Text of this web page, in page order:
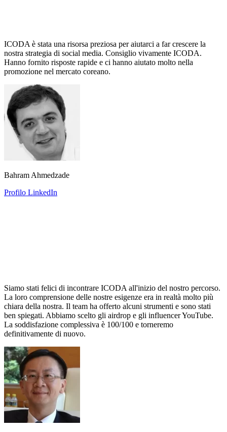
ICODA è stata una risorsa preziosa per aiutarci a far crescere la
nostra strategia di social media. Consiglio vivamente ICODA.
Hanno fornito risposte rapide e ci hanno aiutato molto nella
promozione nel mercato coreano.
Bahram Ahmedzade
Profilo LinkedIn
Siamo stati felici di incontrare ICODA all'inizio del nostro percorso.
La loro comprensione delle nostre esigenze era in realtà molto più
chiara della nostra. Il team ha offerto alcuni strumenti e sono stati
ben spiegati. Abbiamo scelto gli airdrop e gli influencer YouTube.
La soddisfazione complessiva è 100/100 e torneremo
definitivamente di nuovo.